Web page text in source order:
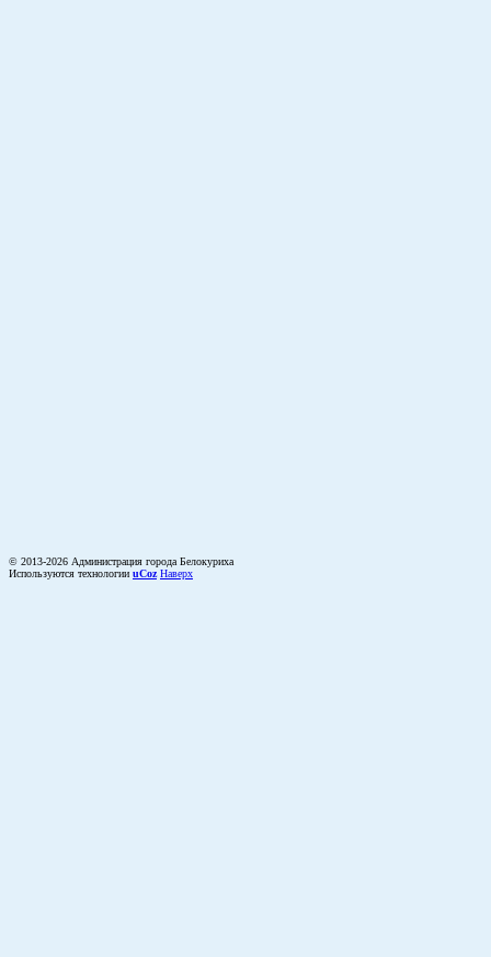
© 2013-2026 Администрация города Белокуриха
Используются технологии uCoz Наверх